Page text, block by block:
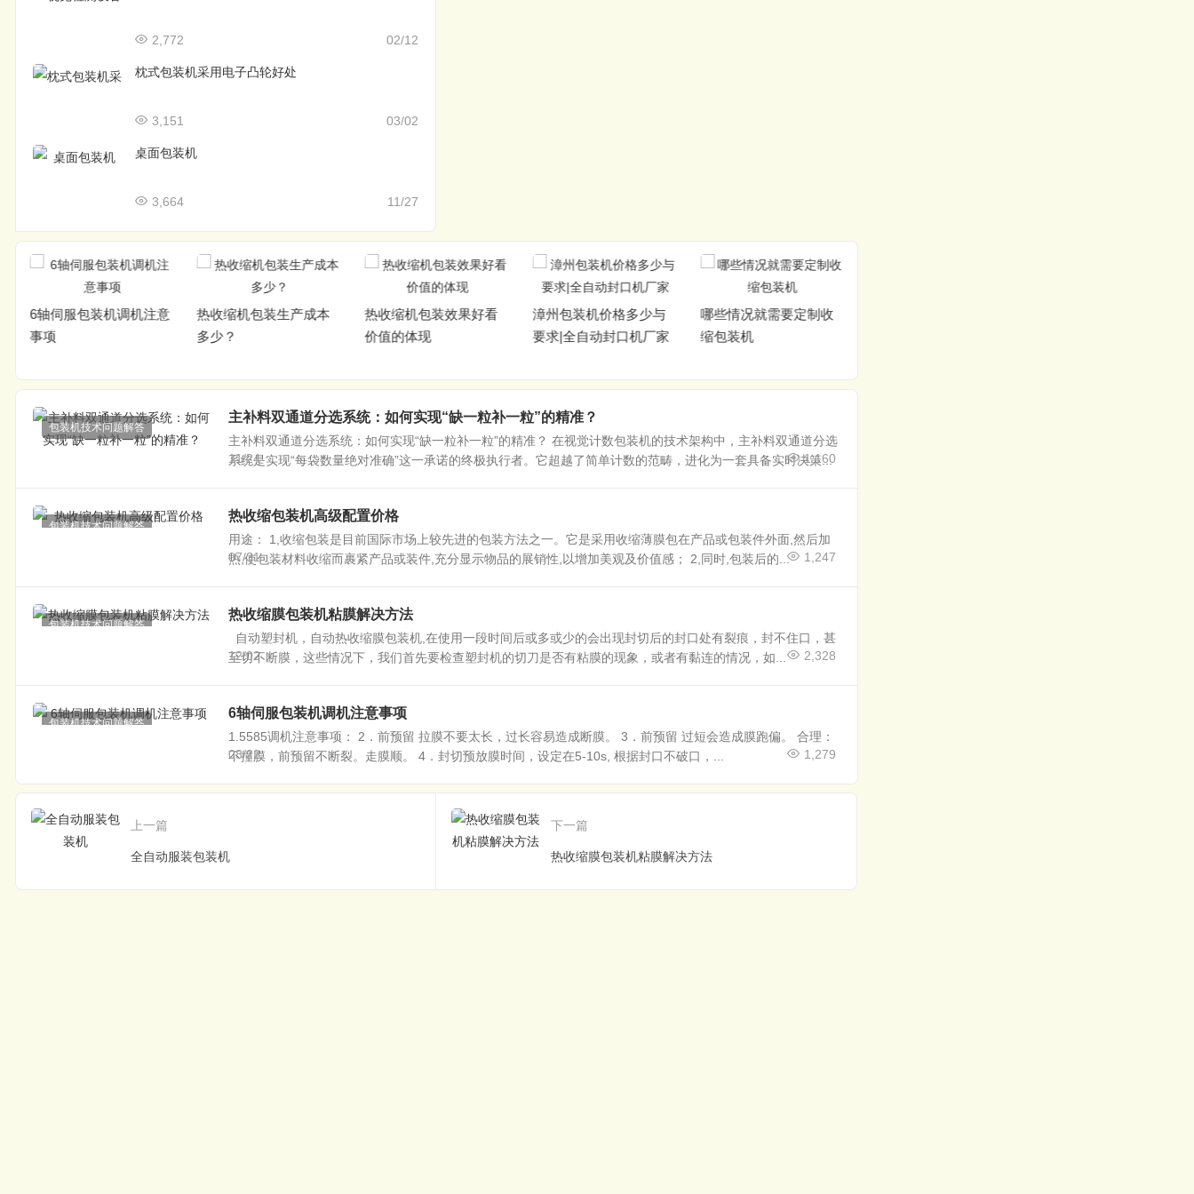
02/12
2,772
枕式包装机采用电子凸轮好处
03/02
3,151
桌面包装机
11/27
3,664
6轴伺服包装机调机注意
事项
热收缩机包装生产成本
多少？
热收缩机包装效果好看
价值的体现
漳州包装机价格多少与
要求|全自动封口机厂家
哪些情况就需要定制收
缩包装机
包装机技术问题解答
主补料双通道分选系统：如何实现“缺一粒补一粒”的精准？
主补料双通道分选系统：如何实现“缺一粒补一粒”的精准？ 在视觉计数包装机的技术架构中，主补料双通道分选
系统是实现“每袋数量绝对准确”这一承诺的终极执行者。它超越了简单计数的范畴，进化为一套具备实时决策...
11/24 1,160
包装机技术问题解答
热收缩包装机高级配置价格
用途： 1,收缩包装是目前国际市场上较先进的包装方法之一。它是采用收缩薄膜包在产品或包装件外面,然后加
热,使包装材料收缩而裹紧产品或装件,充分显示物品的展销性,以增加美观及价值感； 2,同时,包装后的...
07/31 1,247
包装机技术问题解答
热收缩膜包装机粘膜解决方法
自动塑封机，自动热收缩膜包装机,在使用一段时间后或多或少的会出现封切后的封口处有裂痕，封不住口，甚
至切不断膜，这些情况下，我们首先要检查塑封机的切刀是否有粘膜的现象，或者有黏连的情况，如...
12/02 2,328
包装机技术问题解答
6轴伺服包装机调机注意事项
1.5585调机注意事项： 2．前预留 拉膜不要太长，过长容易造成断膜。 3．前预留 过短会造成膜跑偏。 合理：
不撞膜，前预留不断裂。走膜顺。 4．封切预放膜时间，设定在5-10s, 根据封口不破口，...
08/22 1,279
上一篇
全自动服装包装机
下一篇
热收缩膜包装机粘膜解决方法